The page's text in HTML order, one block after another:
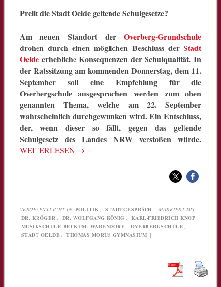
Prellt die Stadt Oelde geltende Schulgesetze?
Am neuen Standort derOverberg-Grundschule
drohen durch einen möglichen Beschluss derStadt
Oeldeerhebliche Konsequenzen der Schulqualität. In
der Ratssitzung am kommenden Donnerstag, dem 11.
September soll eine Empfehlung für die
Overbergschule ausgesprochen werden zum oben
genannten Thema, welche am 22. September
wahrscheinlich durchgewunken wird. Ein Entschluss,
der, wenn dieser so fällt, gegen das geltende
Schulgesetz des Landes NRW verstoßen würde.
WEITERLESEN →
VERÖFFENTLICHT IN POLITIK , STADTGESPRÄCH |MARKIERT MIT
DR. KRÖGER , DR. WOLFGANG KÖNIG , KARL-FRIEDRICH KNOP ,
MUSIKSCHULE BECKUM- WARENDORF , OVERBERGSCHULE ,
STADT OELDE , THOMAS MORUS GYMNASIUM |